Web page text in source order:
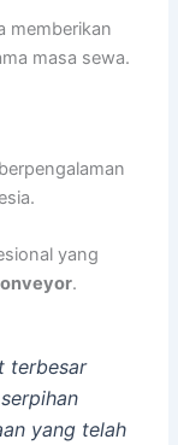
memberikan
masa sewa.
yang
.
terbesar
yang telah